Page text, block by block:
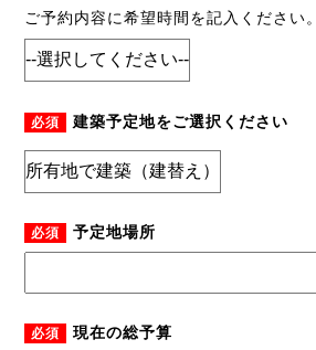
ご予約内容に希望時間を記入ください。
必須 建築予定地をご選択ください
必須 予定地場所
必須 現在の総予算